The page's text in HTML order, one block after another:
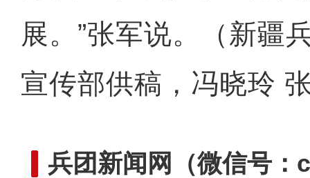
展。”张军说。（新疆
宣传部供稿，冯晓玲
兵团新闻网 （微信号